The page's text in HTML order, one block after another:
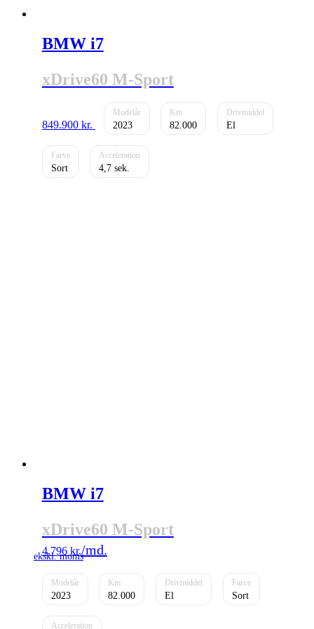
BMW i7
xDrive60 M-Sport
849.900 kr. 2023 82.000 El
Sort 4,7
BMW i7
xDrive60 M-Sport
4.796 kr.
2023 82.000 El Sort